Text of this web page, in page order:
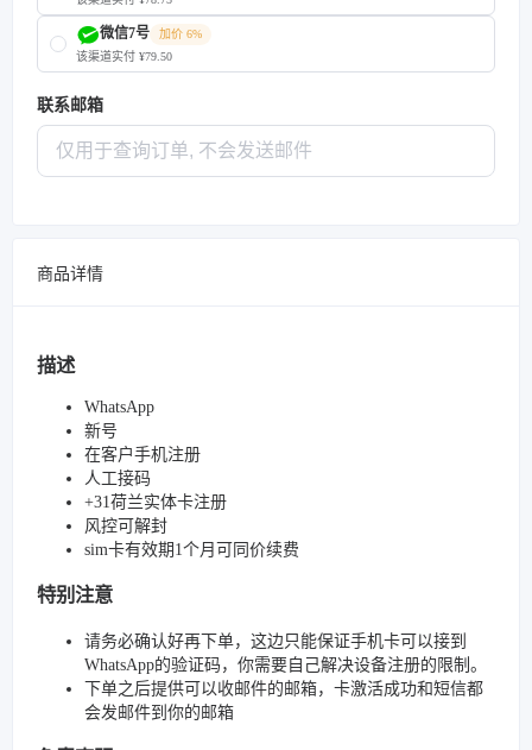
微信7号
加价 6%
该渠道实付 ¥79.50
联系邮箱
商品详情
描述
WhatsApp
新号
在客户手机注册
人工接码
+31荷兰实体卡注册
风控可解封
sim卡有效期1个月可同价续费
特别注意
请务必确认好再下单，这边只能保证手机卡可以接到
WhatsApp的验证码，你需要自己解决设备注册的限制。
下单之后提供可以收邮件的邮箱，卡激活成功和短信都
会发邮件到你的邮箱